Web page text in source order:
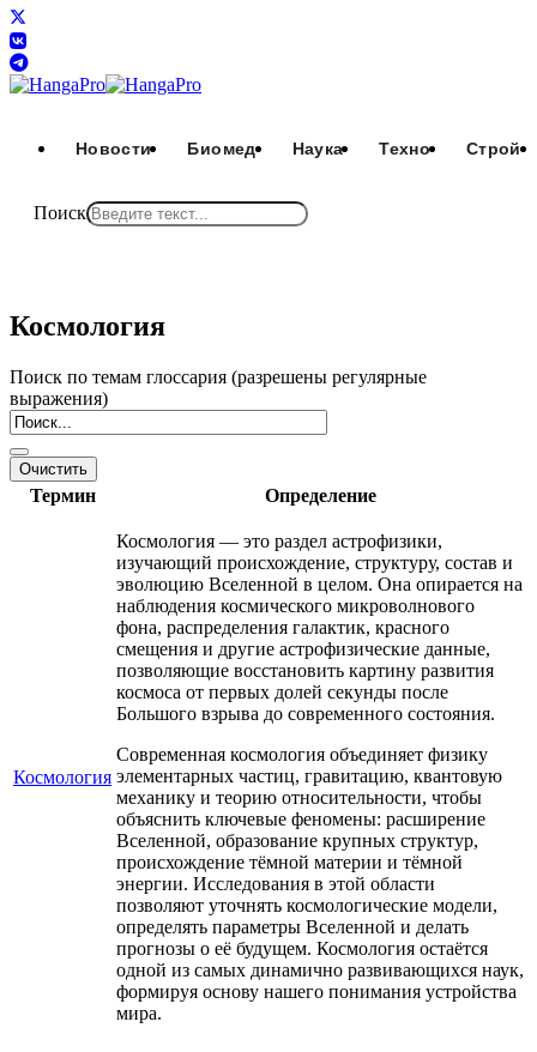
Новости Биомед Наука Техно Строй
Поиск
Космология
Поиск по темам глоссария (разрешены регулярные
выражения)
Термин Определение
Космология
Космология — это раздел астрофизики,
изучающий происхождение, структуру, состав и
эволюцию Вселенной в целом. Она опирается на
наблюдения космического микроволнового
фона, распределения галактик, красного
смещения и другие астрофизические данные,
позволяющие восстановить картину развития
космоса от первых долей секунды после
Большого взрыва до современного состояния.
Современная космология объединяет физику
элементарных частиц, гравитацию, квантовую
механику и теорию относительности, чтобы
объяснить ключевые феномены: расширение
Вселенной, образование крупных структур,
происхождение тёмной материи и тёмной
энергии. Исследования в этой области
позволяют уточнять космологические модели,
определять параметры Вселенной и делать
прогнозы о её будущем. Космология остаётся
одной из самых динамично развивающихся наук,
формируя основу нашего понимания устройства
мира.